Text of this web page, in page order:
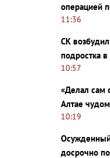
операцией
11:36
СК
подростка
10:57
«Делал сам
Алтае
10:19
досрочно